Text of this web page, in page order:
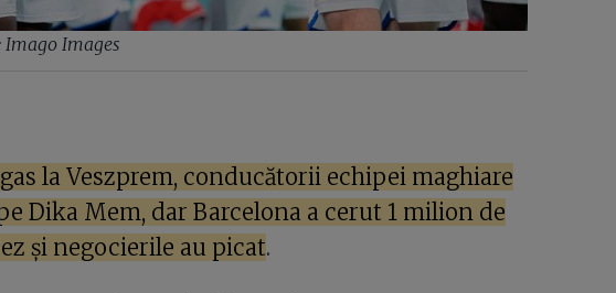
Imago Images
la Veszprem, conducătorii echipei maghiare
Dika Mem, dar Barcelona a cerut 1 milion de
și negocierile au picat.